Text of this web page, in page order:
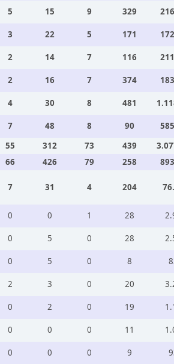
5 15 9 329
3 22 5 171
2 14 7 116
2 16 7 374
4 30 8 481
7 48 8 90
55 312 73 439
66 426 79 258
7 31 4 204
0 0 1 28
0 5 0 28
0 5 0 8
2 3 0 20
0 2 0 19
0 0 0 11
0 0 0 9